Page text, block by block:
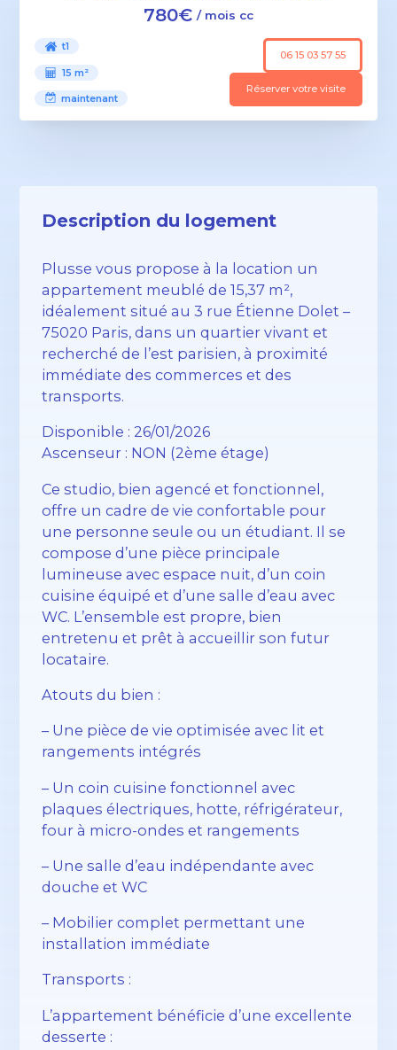
780€ / mois cc
t1
15 m²
maintenant
06 15 03 57 55
Réserver votre visite
Description du logement
Plusse vous propose à la location un
appartement meublé de 15,37 m²,
idéalement situé au 3 rue Étienne Dolet –
75020 Paris, dans un quartier vivant et
recherché de l’est parisien, à proximité
immédiate des commerces et des
transports.
Disponible : 26/01/2026
Ascenseur : NON (2ème étage)
Ce studio, bien agencé et fonctionnel,
offre un cadre de vie confortable pour
une personne seule ou un étudiant. Il se
compose d’une pièce principale
lumineuse avec espace nuit, d’un coin
cuisine équipé et d’une salle d’eau avec
WC. L’ensemble est propre, bien
entretenu et prêt à accueillir son futur
locataire.
Atouts du bien :
– Une pièce de vie optimisée avec lit et
rangements intégrés
– Un coin cuisine fonctionnel avec
plaques électriques, hotte, réfrigérateur,
four à micro-ondes et rangements
– Une salle d’eau indépendante avec
douche et WC
– Mobilier complet permettant une
installation immédiate
Transports :
L’appartement bénéficie d’une excellente
desserte :